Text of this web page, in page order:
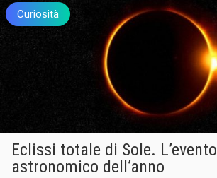
Curiosità
Eclissi totale di Sole. L’evento
astronomico dell’anno